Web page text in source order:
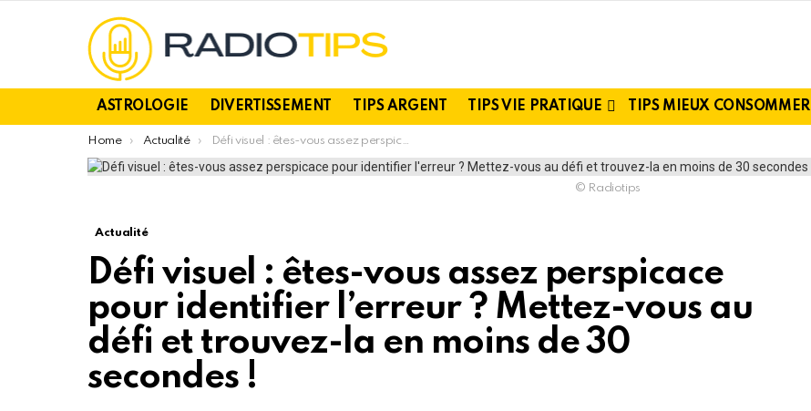
ASTROLOGIE DIVERTISSEMENT TIPS ARGENT TIPS VIE PRATIQUE TIPS MIEUX CONSOMMER
You are here:
Home Actualité Défi visuel : êtes-vous assez perspicace pour identifier l’erreur ? Mettez-vous au défi et trouvez-la en moins de 30 secondes !
© Radiotips
Actualité
Défi visuel : êtes-vous assez perspicace
pour identifier l’erreur ? Mettez-vous au
défi et trouvez-la en moins de 30
secondes !